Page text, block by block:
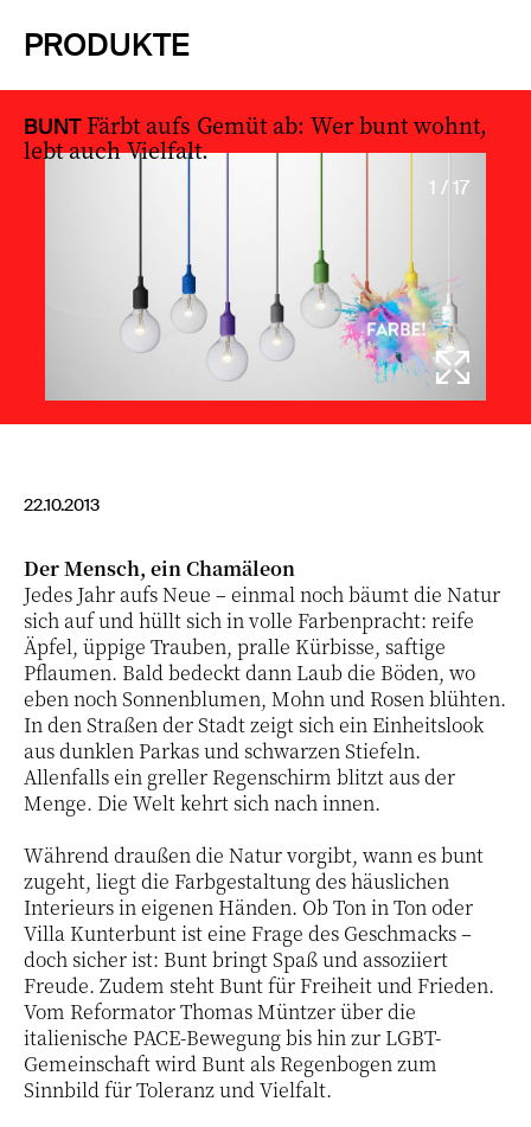
PRODUKTE
BUNT Färbt aufs Gemüt ab: Wer bunt wohnt,
lebt auch Vielfalt.
1 / 17
22.10.2013
Der Mensch, ein Chamäleon
Jedes Jahr aufs Neue – einmal noch bäumt die Natur
sich auf und hüllt sich in volle Farbenpracht: reife
Äpfel, üppige Trauben, pralle Kürbisse, saftige
Pflaumen. Bald bedeckt dann Laub die Böden, wo
eben noch Sonnenblumen, Mohn und Rosen blühten.
In den Straßen der Stadt zeigt sich ein Einheitslook
aus dunklen Parkas und schwarzen Stiefeln.
Allenfalls ein greller Regenschirm blitzt aus der
Menge. Die Welt kehrt sich nach innen.
Während draußen die Natur vorgibt, wann es bunt
zugeht, liegt die Farbgestaltung des häuslichen
Interieurs in eigenen Händen. Ob Ton in Ton oder
Villa Kunterbunt ist eine Frage des Geschmacks –
doch sicher ist: Bunt bringt Spaß und assoziiert
Freude. Zudem steht Bunt für Freiheit und Frieden.
Vom Reformator Thomas Müntzer über die
italienische PACE-Bewegung bis hin zur LGBT-
Gemeinschaft wird Bunt als Regenbogen zum
Sinnbild für Toleranz und Vielfalt.